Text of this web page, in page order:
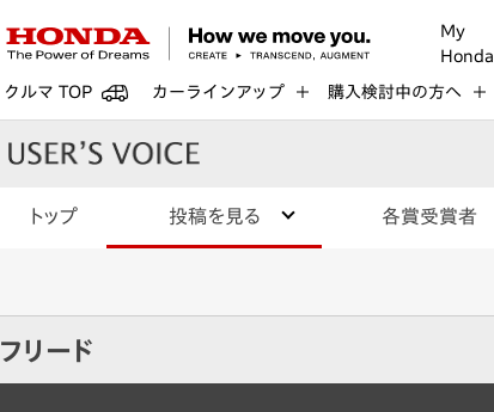
My
Honda
クルマ TOP カーラインアップ 購入検討中の方へ
トップ 投稿を見る 各賞受賞者
フリード